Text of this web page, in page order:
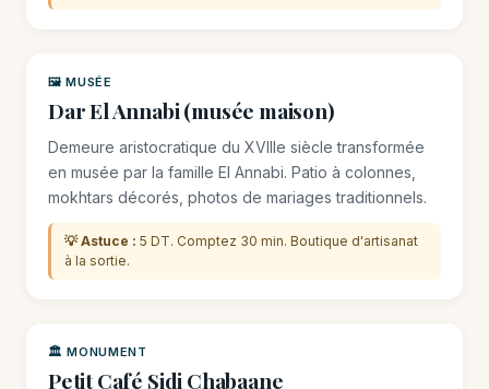
🖼️ MUSÉE
Dar El Annabi (musée maison)
Demeure aristocratique du XVIIIe siècle transformée
en musée par la famille El Annabi. Patio à colonnes,
mokhtars décorés, photos de mariages traditionnels.
💡 Astuce : 5 DT. Comptez 30 min. Boutique d'artisanat
à la sortie.
🏛️ MONUMENT
Petit Café Sidi Chabaane